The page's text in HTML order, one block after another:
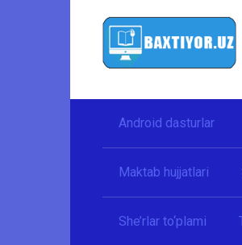
Android dasturlar
Maktab hujjatlari
She’rlar to‘plami